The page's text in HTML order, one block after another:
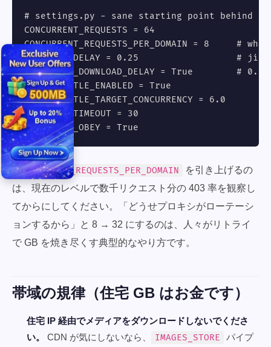
# settings.py - sane starting point behind a
CONCURRENT_REQUESTS = 64
CONCURRENT_REQUESTS_PER_DOMAIN = 8
DOWNLOAD_DELAY = 0.25                  #
RANDOMIZE_DOWNLOAD_DELAY = True        #
AUTOTHROTTLE_ENABLED = True
AUTOTHROTTLE_TARGET_CONCURRENCY = 6.0
DOWNLOAD_TIMEOUT = 30
ROBOTSTXT_OBEY = True
CONCURRENT_REQUESTS_PER_DOMAIN
を引き上げるの
は、現在のレベルで数千リクエスト分の 403 率を観察し
てからにしてください。「どうせプロキシがローテーシ
ョンするから」と 8 → 32 にするのは、人々がリトライ
で GB を焼き尽くす典型的なやり方です。
帯域の規律（住宅 GB はお金です）
住宅 IP 経由でメディアをダウンロードしないでくださ
い。
CDN が気にしないなら、 IMAGES_STORE
パイプ